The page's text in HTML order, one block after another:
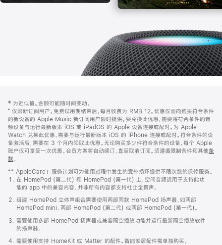
页
页
脚
注
‡ 为近似值。金额可能随时间变动。
⁺ 仅限新订阅用户。免费试用期结束后，每月收费为 RMB 12。优惠仅面向购买符合条件
的新设备的 Apple Music 新订阅用户限时提供。要兑换此优惠，需要将符合条件的音
频设备与运行最新版本 iOS 或 iPadOS 的 Apple 设备连接或配对。为 Apple
Watch 兑换此优惠，需要与运行最新版本 iOS 的 iPhone 连接或配对。符合条件的设
备激活后，需要在 3 个月内领取此优惠。无论购买多少件符合条件的设备，每个 Apple
账户仅可享受一次优惠。会员方案将自动续订，直至取消订阅。须遵循限制条件和其他条
款。
窗
口
中
打
开)
** AppleCare+ 服务计划可为使用过程中发生的意外损坏提供不限次数的保修服务。
在 HomePod (第二代) 和 HomePod (第一代) 上，空间音频适用于支持此功
能的 app 中的兼容内容。并非所有内容都支持杜比全景声。
组建 HomePod 立体声组合需要使用两部同款 HomePod 扬声器，如两部
HomePod mini、两部 HomePod (第二代) 或两部 HomePod (第一代)。
需要使用多部 HomePod 扬声器或兼容隔空播放功能并运行最新隔空播放软件
的扬声器。
需要使用支持 HomeKit 或 Matter 的配件。智能家居配件需单独购买。